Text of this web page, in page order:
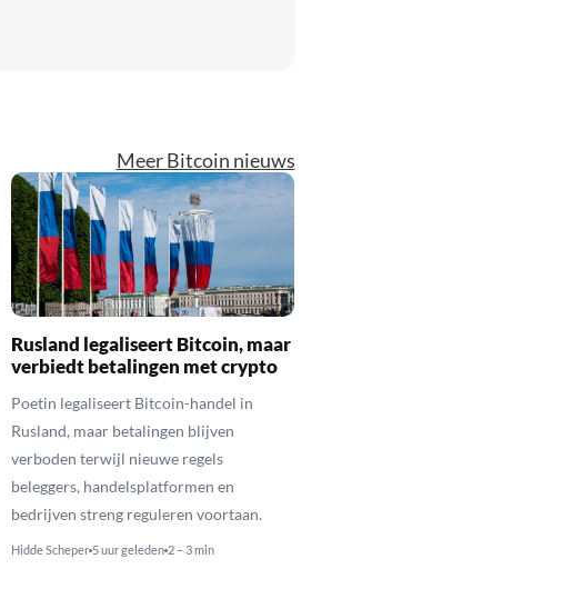
Meer Bitcoin nieuws
Rusland legaliseert Bitcoin, maar
verbiedt betalingen met crypto
Poetin legaliseert Bitcoin-handel in
Rusland, maar betalingen blijven
verboden terwijl nieuwe regels
beleggers, handelsplatformen en
bedrijven streng reguleren voortaan.
Hidde Scheper 5 uur geleden 2 – 3 min